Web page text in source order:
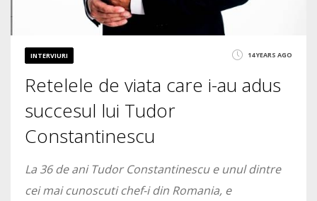
INTERVIURI 14 YEARS AGO
Retelele de viata care i-au adus
succesul lui Tudor
Constantinescu
La 36 de ani Tudor Constantinescu e unul dintre
cei mai cunoscuti chef-i din Romania, e